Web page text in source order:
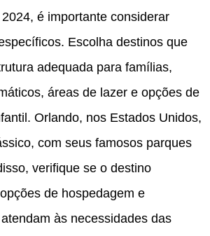
é importante considerar
Escolha destinos que
adequada para famílias,
áreas de lazer e opções de
Orlando, nos Estados Unidos,
com seus famosos parques
verifique se o destino
de hospedagem e
às necessidades das